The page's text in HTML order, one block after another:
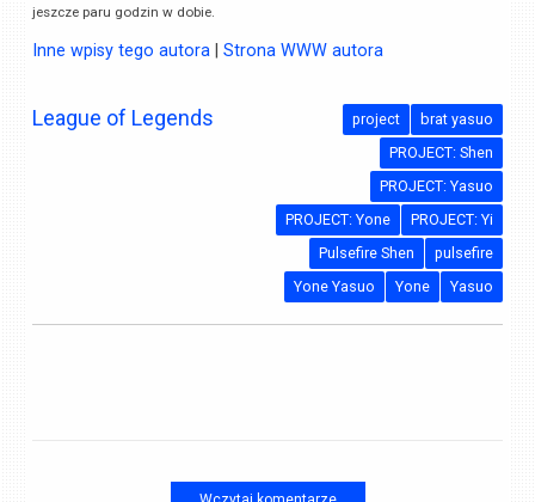
jeszcze paru godzin w dobie.
Inne wpisy tego autora |Strona WWW autora
League of Legends brat yasuo
project
PROJECT: Shen
PROJECT: Yasuo
PROJECT: Yi
PROJECT: Yone
pulsefire
Pulsefire Shen
Yasuo
Yone
Yone Yasuo